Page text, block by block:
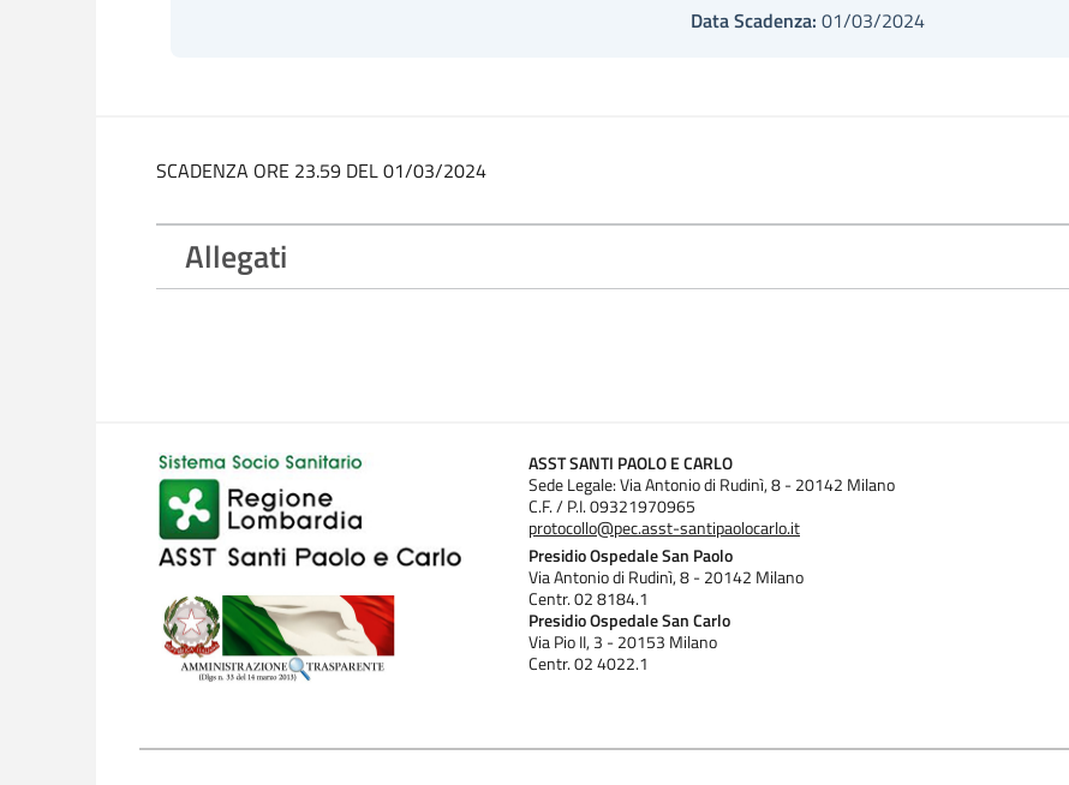
Data Scadenza: 01/03/2024
SCADENZA ORE 23.59 DEL 01/03/2024
Allegati
ASST SANTI PAOLO E CARLO
Sede Legale: Via Antonio di Rudinì, 8 - 20142 Milano
C.F. / P.I. 09321970965
protocollo@pec.asst-santipaolocarlo.it
Presidio Ospedale San Paolo
Via Antonio di Rudinì, 8 - 20142 Milano
Centr. 02 8184.1
Presidio Ospedale San Carlo
Via Pio II, 3 - 20153 Milano
Centr. 02 4022.1